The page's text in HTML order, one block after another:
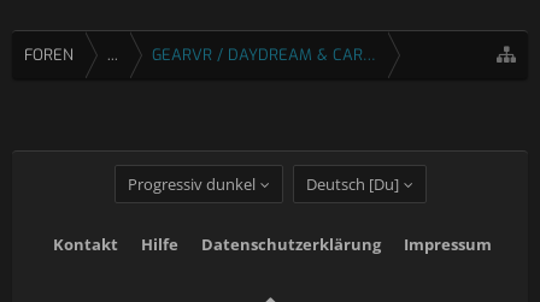
FOREN ... GEARVR / DAYDREAM & CARDBOARD
Progressiv dunkel Deutsch [Du]
Kontakt Hilfe Datenschutzerklärung Impressum